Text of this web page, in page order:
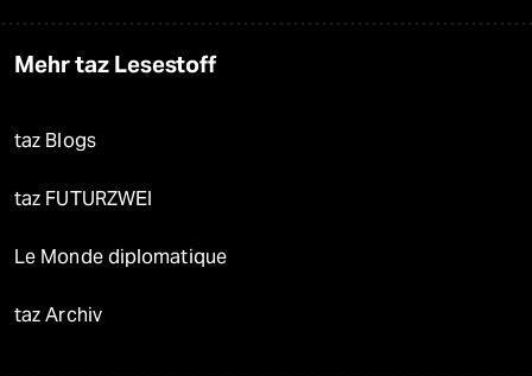
Mehr taz Lesestoff
taz Blogs
taz FUTURZWEI
Le Monde diplomatique
taz Archiv